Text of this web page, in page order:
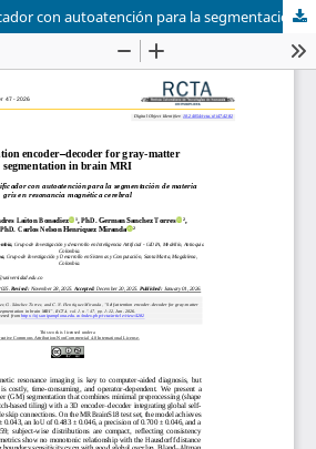
Codificador-decodificador con autoatención para la segmentación de materia gris en resonancia magnética cerebral